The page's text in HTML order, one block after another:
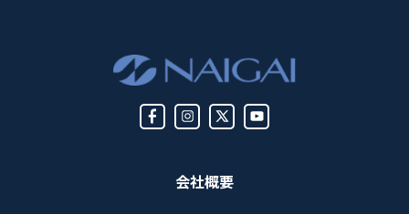
会社概要